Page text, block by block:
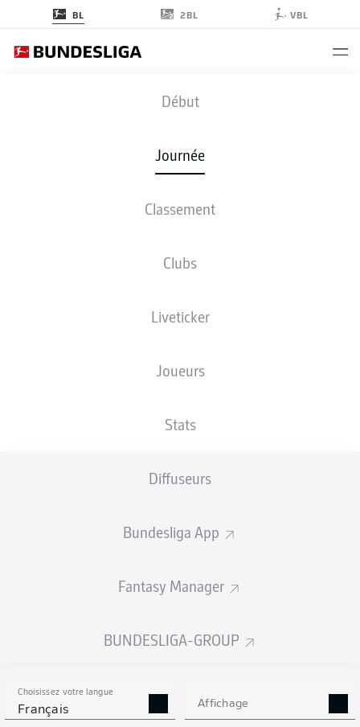
BL 2BL VBL
Début
Journée
Classement
Clubs
Liveticker
Joueurs
Stats
Diffuseurs
Bundesliga App
Fantasy Manager
BUNDESLIGA-GROUP
Choisissez votre langue
Français Affichage
KOE - VFB
0 2
COMPOSITIONS STATISTIQUES
1.3
583
81 % Précision 88 %